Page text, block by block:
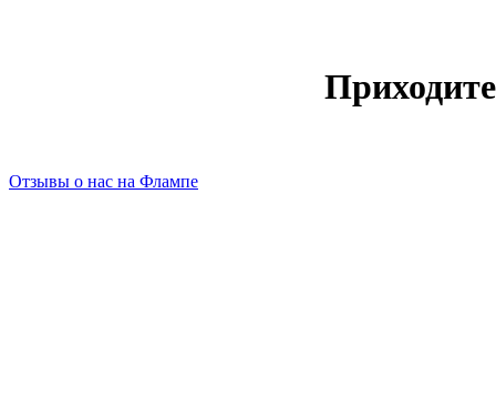
Отзывы о нас на Флампе